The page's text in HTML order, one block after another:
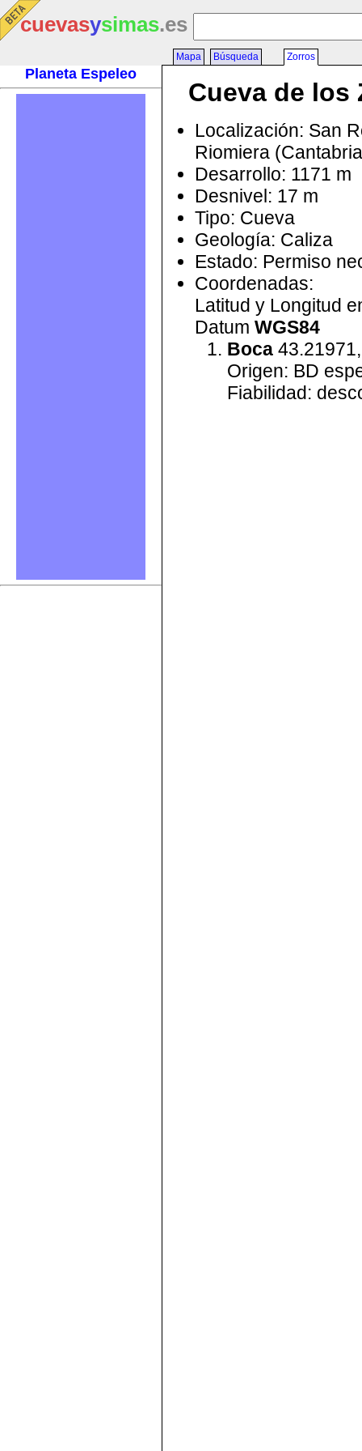
cuevasysimas.es
Planeta Espeleo
Mapa Búsqueda Zorros
Cueva de los
Localización: San
Riomiera
Desarrollo: 1171 m
Desnivel: 17 m
Tipo: Cueva
Geología: Caliza
Estado: Permiso
Coordenadas:
Latitud y Longitud
Datum WGS84
Boca
Origen: BD
Fiabilidad: